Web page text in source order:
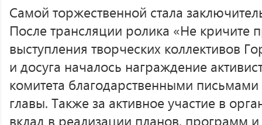
Самой торжественной стала
После трансляции ролика «Не кричите
выступления творческих коллективов
и досуга началось награждение
комитета благодарственными письмами
главы. Также за активное участие в
вклад в реализации планов, программ